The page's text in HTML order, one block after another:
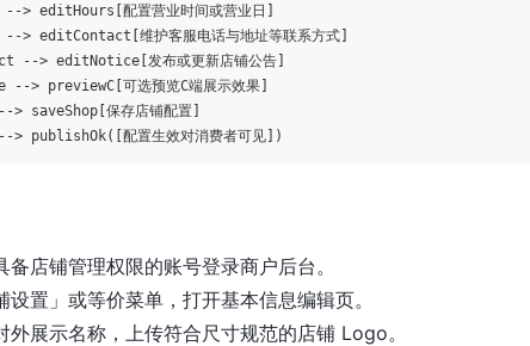
> editHours[配置营业时间或营业日]
> editContact[维护客服电话与地址等联系方式]
--> editNotice[发布或更新店铺公告]
--> previewC[可选预览C端展示效果]
> saveShop[保存店铺配置]
备店铺管理权限的账号登录商户后台。
设置」或等价菜单，打开基本信息编辑页。
外展示名称，上传符合尺寸规范的店铺 Logo。